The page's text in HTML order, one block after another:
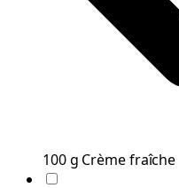
100g Crème fraîche